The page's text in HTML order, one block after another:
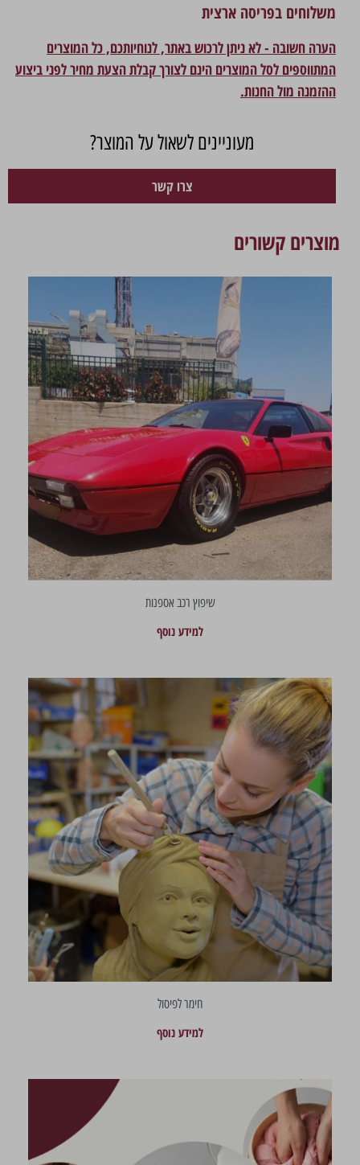
משלוחים בפריסה ארצית
הערה חשובה - לא ניתן לרכוש באתר, לנוחיותכם, כל המוצרים
המתווספים לסל המוצרים הינם לצורך קבלת הצעת מחיר לפני ביצוע
ההזמנה מול החנות.
מעוניינים לשאול על המוצר?
צרו קשר
מוצרים קשורים
שיפוץ רכב אספנות
למידע נוסף
חימר לפיסול
למידע נוסף